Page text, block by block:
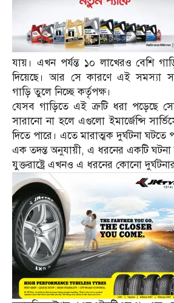
যায়। এখন পর্যন্ত ১০ লাখেরও বেশি
দিয়েছে। আর সে কারণে এই সমস্যা
গাড়ি তুলে নিচ্ছে কর্তৃপক্ষ।
যেসব গাড়িতে এই ত্রুটি ধরা পড়েছে
সারানো না হলে এগুলো ইমার্জেন্সি
দিতে পারে। এতে মারাত্মক দুর্ঘটনা ঘটতে
এক তদন্ত অনুযায়ী, এ ধরনের একটি
যুক্তরাষ্ট্রে এখনও এ ধরনের কোনো